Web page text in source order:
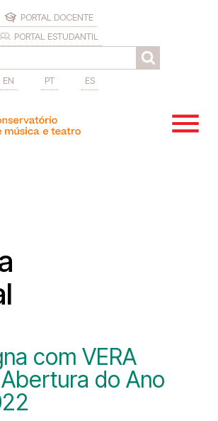
PORTAL DOCENTE
PORTAL ESTUDANTIL
EN PT ES
com VERA
Abertura do Ano